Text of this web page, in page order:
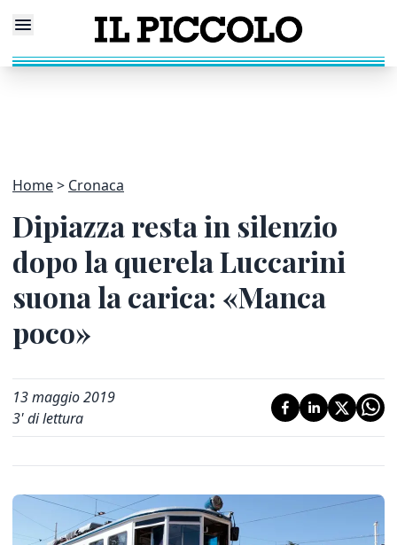
Home Cronaca
Dipiazza resta in silenzio
dopo la querela Luccarini
suona la carica: «Manca
poco»
13 maggio 2019
3' di lettura